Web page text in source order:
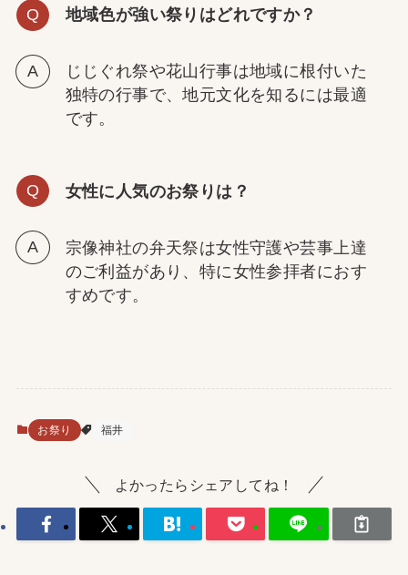
地域色が強い祭りはどれですか？
じじぐれ祭や花山行事は地域に根付いた
独特の行事で、地元文化を知るには最適
です。
女性に人気のお祭りは？
宗像神社の弁天祭は女性守護や芸事上達
のご利益があり、特に女性参拝者におす
すめです。
お祭り 福井
よかったらシェアしてね！